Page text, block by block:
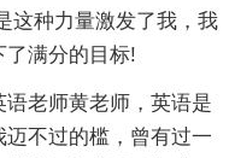
这种力量激发了我，我
了满分的目标!
老师黄老师，英语是
不过的槛，曾有过一